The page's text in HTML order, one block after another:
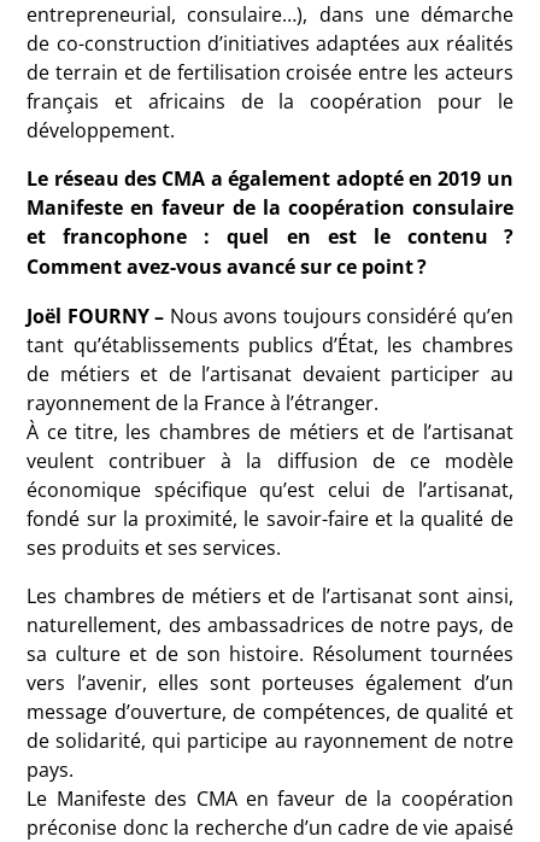
entrepreneurial, consulaire…), dans une démarche
de co-construction d’initiatives adaptées aux réalités
de terrain et de fertilisation croisée entre les acteurs
français et africains de la coopération pour le
développement.
Le réseau des CMA a également adopté en 2019 un
Manifeste en faveur de la coopération consulaire
et francophone : quel en est le contenu
?
Comment avez-vous avancé sur ce point?
Joël FOURNY – Nous avons toujours considéré qu’en
tant qu’établissements publics d’État, les chambres
de métiers et de l’artisanat devaient participer au
rayonnement de la France à l’étranger.
À ce titre, les chambres de métiers et de l’artisanat
veulent contribuer à la diffusion de ce modèle
économique spécifique qu’est celui de l’artisanat,
fondé sur la proximité, le savoir-faire et la qualité de
ses produits et ses services.
Les chambres de métiers et de l’artisanat sont ainsi,
naturellement, des ambassadrices de notre pays, de
sa culture et de son histoire. Résolument tournées
vers l’avenir, elles sont porteuses également d’un
message d’ouverture, de compétences, de qualité et
de solidarité, qui participe au rayonnement de notre
pays.
Le Manifeste des CMA en faveur de la coopération
préconise donc la recherche d’un cadre de vie apaisé